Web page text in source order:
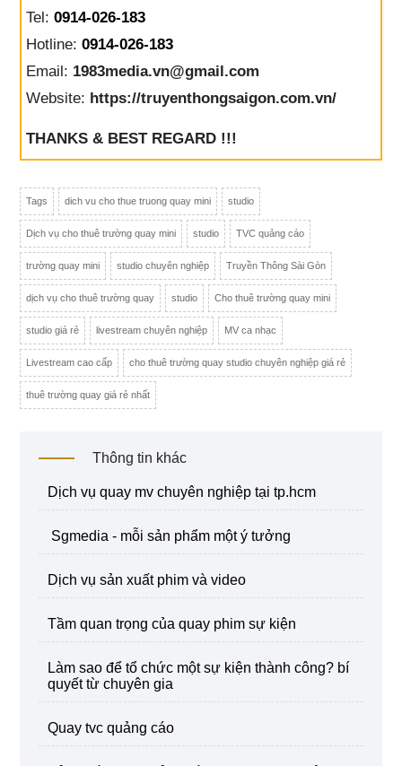
Tel:0914-026-183
Hotline:0914-026-183
Email: 1983media.vn@gmail.com
Website: https://truyenthongsaigon.com.vn/
THANKS & BEST REGARD !!!
Tags dich vu cho thue truong quay mini studio
Dịch vụ cho thuê trường quay mini studio TVC quảng cáo
trường quay mini studio chuyên nghiệp Truyền Thông Sài Gòn
dịch vụ cho thuê trường quay studio Cho thuê trường quay mini
studio giá rẻ livestream chuyên nghiệp MV ca nhạc
Livestream cao cấp cho thuê trường quay studio chuyên nghiệp giá rẻ
thuê trường quay giá rẻ nhất
Thông tin khác
dịch vụ quay mv chuyên nghiệp tại tp.hcm
sgmedia - mỗi sản phẩm một ý tưởng
dịch vụ sản xuất phim và video
tầm quan trọng của quay phim sự kiện
làm sao để tổ chức một sự kiện thành công? bí
quyết từ chuyên gia
quay tvc quảng cáo